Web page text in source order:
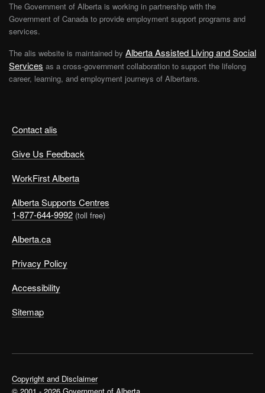
Contact alis
Give Us Feedback
WorkFirst Alberta
Alberta Supports Centres
1-877-644-9992 (toll free)
Alberta.ca
Privacy Policy
Accessibility
Sitemap
The Government of Alberta is working in partnership with the
Government of Canada to provide employment support programs and
services.
The alis website is maintained by Alberta Assisted Living and Social
Services as a cross-government collaboration to support the lifelong
career, learning, and employment journeys of Albertans.
Copyright and Disclaimer